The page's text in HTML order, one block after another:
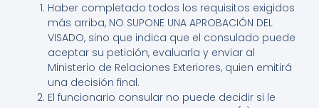
Haber completado todos los requisitos exigidos
más arriba, NO SUPONE UNA APROBACIÓN DEL
VISADO, sino que indica que el consulado puede
aceptar su petición, evaluarla y enviar al
Ministerio de Relaciones Exteriores, quien emitirá
una decisión final.
El funcionario consular no puede decidir si le